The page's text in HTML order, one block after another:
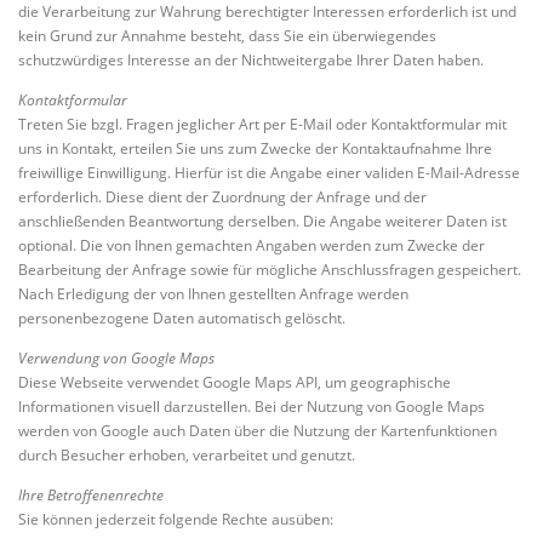
die Verarbeitung zur Wahrung berechtigter Interessen erforderlich ist und
kein Grund zur Annahme besteht, dass Sie ein überwiegendes
schutzwürdiges Interesse an der Nichtweitergabe Ihrer Daten haben.
Kontaktformular
Treten Sie bzgl. Fragen jeglicher Art per E-Mail oder Kontaktformular mit
uns in Kontakt, erteilen Sie uns zum Zwecke der Kontaktaufnahme Ihre
freiwillige Einwilligung. Hierfür ist die Angabe einer validen E-Mail-Adresse
erforderlich. Diese dient der Zuordnung der Anfrage und der
anschließenden Beantwortung derselben. Die Angabe weiterer Daten ist
optional. Die von Ihnen gemachten Angaben werden zum Zwecke der
Bearbeitung der Anfrage sowie für mögliche Anschlussfragen gespeichert.
Nach Erledigung der von Ihnen gestellten Anfrage werden
personenbezogene Daten automatisch gelöscht.
Verwendung von Google Maps
Diese Webseite verwendet Google Maps API, um geographische
Informationen visuell darzustellen. Bei der Nutzung von Google Maps
werden von Google auch Daten über die Nutzung der Kartenfunktionen
durch Besucher erhoben, verarbeitet und genutzt.
Ihre Betroffenenrechte
Sie können jederzeit folgende Rechte ausüben: